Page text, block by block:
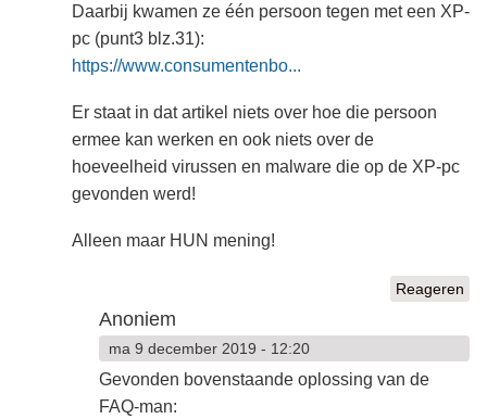
Daarbij kwamen ze één persoon tegen met een XP-
pc (punt3 blz.31):
https://www.consumentenbo...
Er staat in dat artikel niets over hoe die persoon
ermee kan werken en ook niets over de
hoeveelheid virussen en malware die op de XP-pc
gevonden werd!
Alleen maar HUN mening!
Reageren
Anoniem
ma 9 december 2019 - 12:20
Gevonden bovenstaande oplossing van de
FAQ-man: